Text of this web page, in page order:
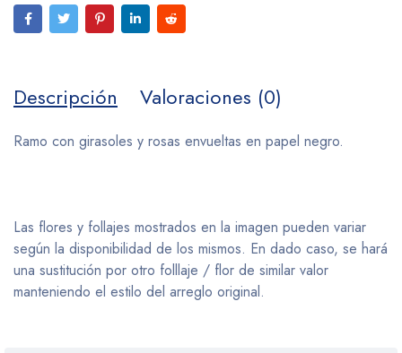
Descripción Valoraciones (0)
Ramo con girasoles y rosas envueltas en papel negro.
Las flores y follajes mostrados en la imagen pueden variar
según la disponibilidad de los mismos. En dado caso, se hará
una sustitución por otro folllaje / flor de similar valor
manteniendo el estilo del arreglo original.